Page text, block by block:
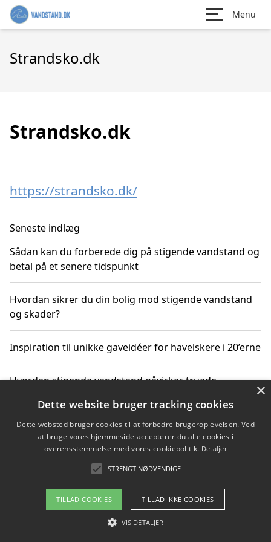
Menu
Strandsko.dk
Strandsko.dk
https://strandsko.dk/
Seneste indlæg
Sådan kan du forberede dig på stigende vandstand og
betal på et senere tidspunkt
Hvordan sikrer du din bolig mod stigende vandstand
og skader?
Inspiration til unikke gaveidéer for havelskere i 20’erne
Hvordan stigende vandstand påvirker truede
Sådan vælger du de bedste vandrerygsække til
vandreture i Danmark
Copyright 2026 - Pilanto Aps
Om / kontakt
×
Dette website bruger tracking cookies
Dette websted bruger cookies til at forbedre brugeroplevelsen. Ved
at bruge vores hjemmeside accepterer du alle cookies i
overensstemmelse med vores cookiepolitik. Detaljer
STRENGT NØDVENDIGE
TILLAD COOKIES TILLAD IKKE COOKIES
VIS DETALJER